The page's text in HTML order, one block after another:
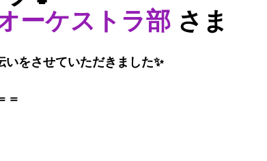
ーケストラ部 さま
をさせていただきました✨
＝